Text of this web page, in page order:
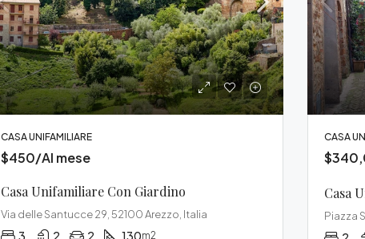
CASA UNIFAMILIARE
$450/Al mese
Casa Unifamiliare Con Giardino
Via delle Santucce 29, 52100 Arezzo, Italia
3 2 2 130m2
CASA
Casa
Piazza